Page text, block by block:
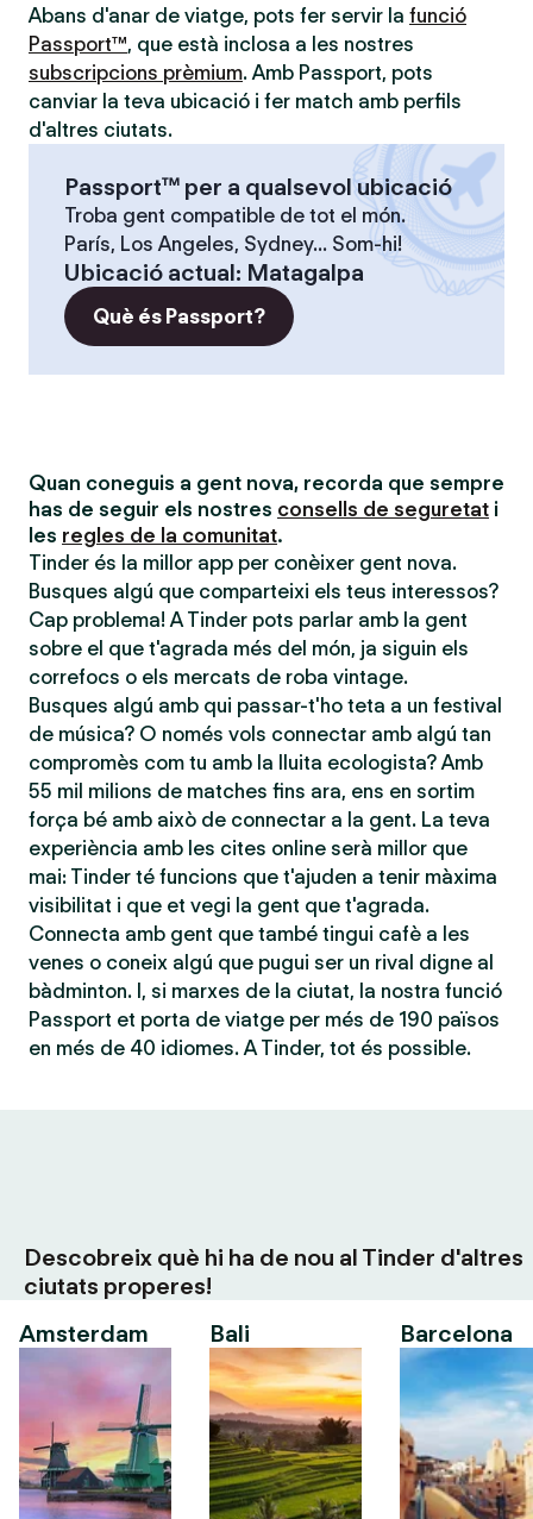
Abans d'anar de viatge, pots fer servir la funció
Passport™, que està inclosa a les nostres
subscripcions prèmium. Amb Passport, pots
canviar la teva ubicació i fer match amb perfils
d'altres ciutats.
Passport™ per a qualsevol ubicació
Troba gent compatible de tot el món.
París, Los Angeles, Sydney... Som-hi!
Ubicació actual: Matagalpa
Què és Passport?
Quan coneguis a gent nova, recorda que sempre
has de seguir els nostres consells de seguretat i
les regles de la comunitat.
Tinder és la millor app per conèixer gent nova.
Busques algú que comparteixi els teus interessos?
Cap problema! A Tinder pots parlar amb la gent
sobre el que t'agrada més del món, ja siguin els
correfocs o els mercats de roba vintage.
Busques algú amb qui passar-t'ho teta a un festival
de música? O només vols connectar amb algú tan
compromès com tu amb la lluita ecologista? Amb
55 mil milions de matches fins ara, ens en sortim
força bé amb això de connectar a la gent. La teva
experiència amb les cites online serà millor que
mai: Tinder té funcions que t'ajuden a tenir màxima
visibilitat i que et vegi la gent que t'agrada.
Connecta amb gent que també tingui cafè a les
venes o coneix algú que pugui ser un rival digne al
bàdminton. I, si marxes de la ciutat, la nostra funció
Passport et porta de viatge per més de 190 països
en més de 40 idiomes. A Tinder, tot és possible.
Descobreix què hi ha de nou al Tinder d'altres
ciutats properes!
Amsterdam
Bali Barcelona